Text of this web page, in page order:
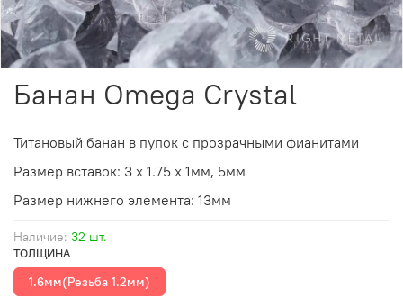
Наличие: 32 шт.
Банан Omega Crystal
ТОЛЩИНА
1.6мм(Резьба 1.2мм)
Титановый банан в пупок с прозрачными фианитами
Размер вставок: 3 х 1.75 х 1мм, 5мм
Размер нижнего элемента: 13мм